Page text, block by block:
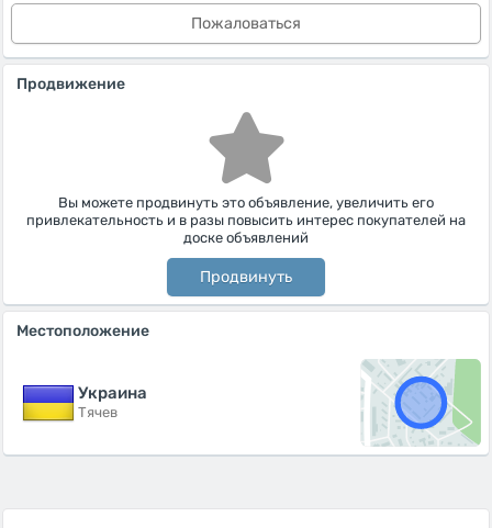
Пожаловаться
Продвижение
Вы можете продвинуть это объявление, увеличить его
привлекательность и в разы повысить интерес покупателей на
доске объявлений
Продвинуть
Местоположение
Украина
Тячев